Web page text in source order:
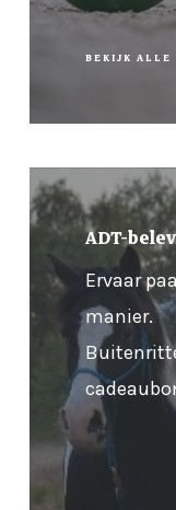
BEKIJK ALLE
ADT-
Ervaar
manier.
Boek
je
ervaring